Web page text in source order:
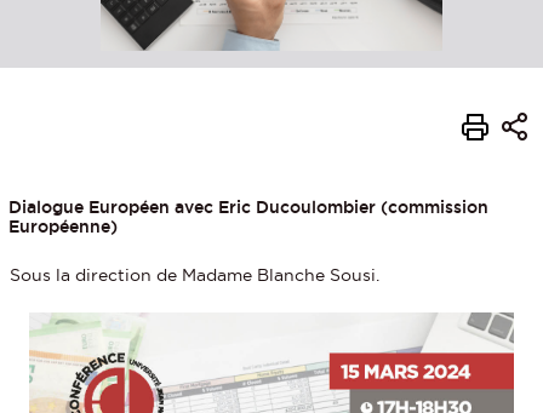
Dialogue Européen avec Eric Ducoulombier (commission
Européenne)
Sous la direction de Madame Blanche Sousi.